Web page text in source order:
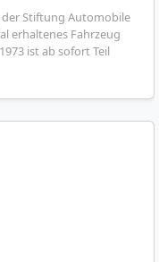
Stiftung Automobile
erhaltenes Fahrzeug
ist ab sofort Teil